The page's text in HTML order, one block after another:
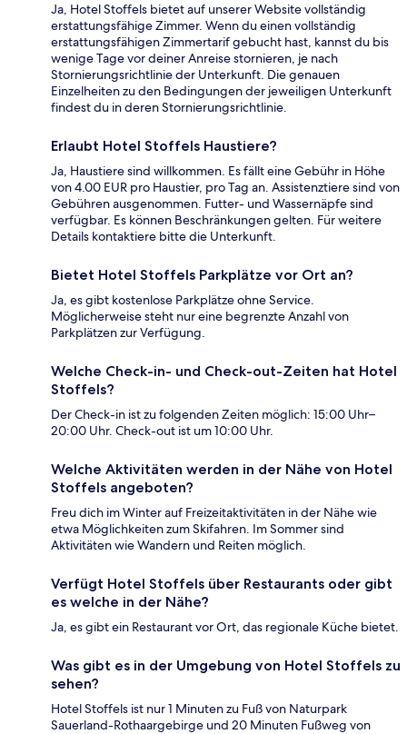
Ja, Hotel Stoffels bietet auf unserer Website vollständig
erstattungsfähige Zimmer. Wenn du einen vollständig
erstattungsfähigen Zimmertarif gebucht hast, kannst du bis
wenige Tage vor deiner Anreise stornieren, je nach
Stornierungsrichtlinie der Unterkunft. Die genauen
Einzelheiten zu den Bedingungen der jeweiligen Unterkunft
findest du in deren Stornierungsrichtlinie.
Erlaubt Hotel Stoffels Haustiere?
Ja, Haustiere sind willkommen. Es fällt eine Gebühr in Höhe
von 4.00 EUR pro Haustier, pro Tag an. Assistenztiere sind von
Gebühren ausgenommen. Futter- und Wassernäpfe sind
verfügbar. Es können Beschränkungen gelten. Für weitere
Details kontaktiere bitte die Unterkunft.
Bietet Hotel Stoffels Parkplätze vor Ort an?
Ja, es gibt kostenlose Parkplätze ohne Service.
Möglicherweise steht nur eine begrenzte Anzahl von
Parkplätzen zur Verfügung.
Welche Check-in- und Check-out-Zeiten hat Hotel
Stoffels?
Der Check-in ist zu folgenden Zeiten möglich: 15:00 Uhr–
20:00 Uhr. Check-out ist um 10:00 Uhr.
Welche Aktivitäten werden in der Nähe von Hotel
Stoffels angeboten?
Freu dich im Winter auf Freizeitaktivitäten in der Nähe wie
etwa Möglichkeiten zum Skifahren. Im Sommer sind
Aktivitäten wie Wandern und Reiten möglich.
Verfügt Hotel Stoffels über Restaurants oder gibt
es welche in der Nähe?
Ja, es gibt ein Restaurant vor Ort, das regionale Küche bietet.
Was gibt es in der Umgebung von Hotel Stoffels zu
sehen?
Hotel Stoffels ist nur 1 Minuten zu Fuß von Naturpark
Sauerland-Rothaargebirge und 20 Minuten Fußweg von